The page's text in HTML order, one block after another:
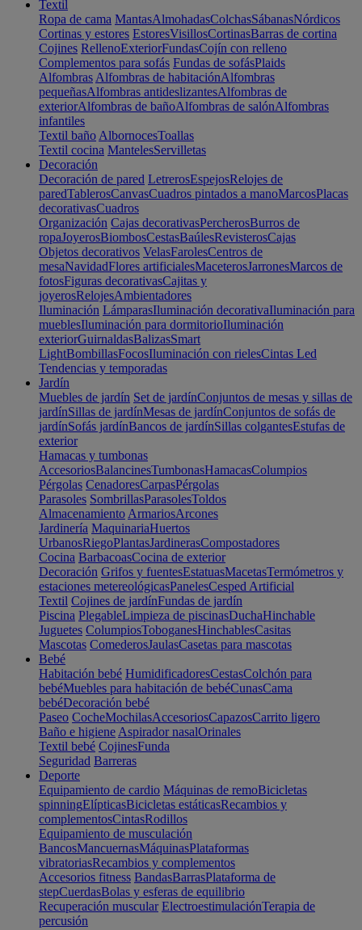
Textil
Ropa de cama MantasAlmohadasColchasSábanasNórdicos
Cortinas y estores EstoresVisillosCortinasBarras de cortina
Cojines RellenoExteriorFundasCojín con relleno
Complementos para sofás Fundas de sofásPlaids
Alfombras Alfombras de habitaciónAlfombras
pequeñasAlfombras antideslizantesAlfombras de
exteriorAlfombras de bañoAlfombras de salónAlfombras
infantiles
Textil baño AlbornocesToallas
Textil cocina MantelesServilletas
Decoración
Decoración de pared LetrerosEspejosRelojes de
paredTablerosCanvasCuadros pintados a manoMarcosPlacas
decorativasCuadros
Organización Cajas decorativasPercherosBurros de
ropaJoyerosBiombosCestasBaúlesRevisterosCajas
Objetos decorativos VelasFarolesCentros de
mesaNavidadFlores artificialesMaceterosJarronesMarcos de
fotosFiguras decorativasCajitas y
joyerosRelojesAmbientadores
Iluminación LámparasIluminación decorativaIluminación para
mueblesIluminación para dormitorioIluminación
exteriorGuirnaldasBalizasSmart
LightBombillasFocosIluminación con rielesCintas Led
Tendencias y temporadas
Jardín
Muebles de jardín Set de jardínConjuntos de mesas y sillas de
jardínSillas de jardínMesas de jardínConjuntos de sofás de
jardínSofás jardínBancos de jardínSillas colgantesEstufas de
exterior
Hamacas y tumbonas
AccesoriosBalancinesTumbonasHamacasColumpios
Pérgolas CenadoresCarpasPérgolas
Parasoles SombrillasParasolesToldos
Almacenamiento ArmariosArcones
Jardinería MaquinariaHuertos
UrbanosRiegoPlantasJardinerasCompostadores
Cocina BarbacoasCocina de exterior
Decoración Grifos y fuentesEstatuasMacetasTermómetros y
estaciones metereológicasPanelesCesped Artificial
Textil Cojines de jardínFundas de jardín
Piscina PlegableLimpieza de piscinasDuchaHinchable
Juguetes ColumpiosToboganesHinchablesCasitas
Mascotas ComederosJaulasCasetas para mascotas
Bebé
Habitación bebé HumidificadoresCestasColchón para
bebéMuebles para habitación de bebéCunasCama
bebéDecoración bebé
Paseo CocheMochilasAccesoriosCapazosCarrito ligero
Baño e higiene Aspirador nasalOrinales
Textil bebé CojinesFunda
Seguridad Barreras
Deporte
Equipamiento de cardio Máquinas de remoBicicletas
spinningElípticasBicicletas estáticasRecambios y
complementosCintasRodillos
Equipamiento de musculación
BancosMancuernasMáquinasPlataformas
vibratoriasRecambios y complementos
Accesorios fitness BandasBarrasPlataforma de
stepCuerdasBolas y esferas de equilibrio
Recuperación muscular ElectroestimulaciónTerapia de
percusión